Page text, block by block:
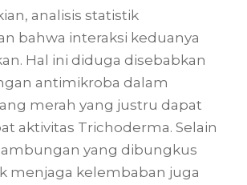
analisis statistik
bahwa interaksi keduanya
Hal ini diduga disebabkan
antimikroba dalam
merah yang justru dapat
aktivitas Trichoderma. Selain
yang dibungkus
menjaga kelembaban juga